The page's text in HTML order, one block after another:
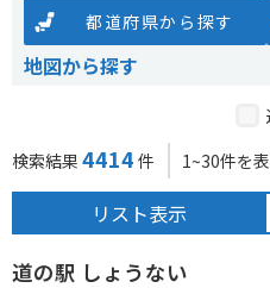
都道府県から探す
地図から探す
検索結果 4414 件 1~30件を
リスト表示
道の駅 しょうない